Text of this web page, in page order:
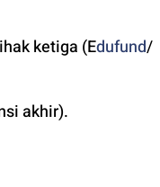
ketiga (Edufund/
akhir).